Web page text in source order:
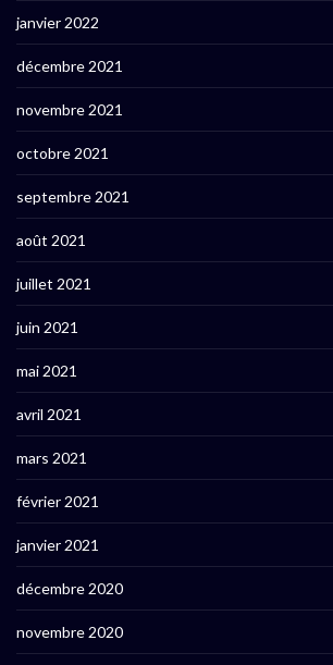
janvier 2022
décembre 2021
novembre 2021
octobre 2021
septembre 2021
août 2021
juillet 2021
juin 2021
mai 2021
avril 2021
mars 2021
février 2021
janvier 2021
décembre 2020
novembre 2020